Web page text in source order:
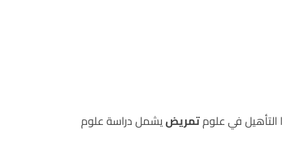
التأهيل في علومتمريضيشمل دراسة علوم